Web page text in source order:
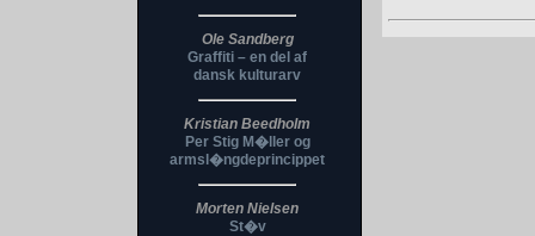
Ole Sandberg
Graffiti – en del af
dansk kulturarv
Kristian Beedholm
Per Stig M�ller og
armsl�ngdeprincippet
Morten Nielsen
St�v